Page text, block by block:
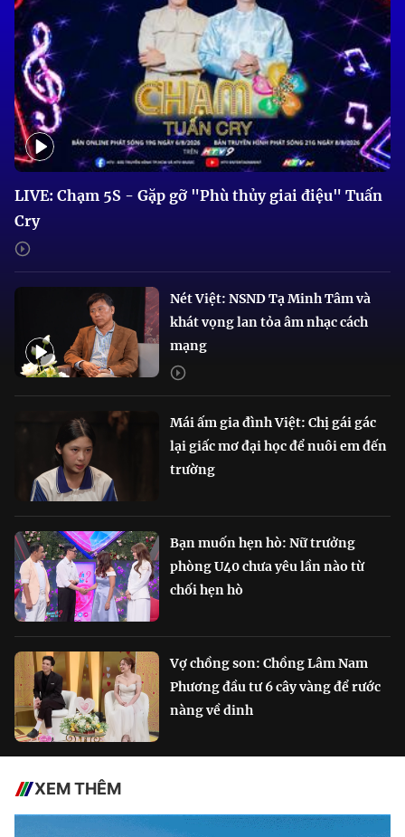
LIVE: Chạm 5S - Gặp gỡ "Phù thủy giai điệu" Tuấn
Cry
Nét Việt: NSND Tạ Minh Tâm và
khát vọng lan tỏa âm nhạc cách
mạng
Mái ấm gia đình Việt: Chị gái gác
lại giấc mơ đại học để nuôi em đến
trường
Bạn muốn hẹn hò: Nữ trưởng
phòng U40 chưa yêu lần nào từ
chối hẹn hò
Vợ chồng son: Chồng Lâm Nam
Phương đầu tư 6 cây vàng để rước
nàng về dinh
XEM THÊM